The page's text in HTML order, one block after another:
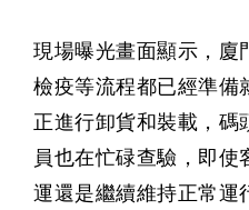
現場曝光畫面顯示，廈
檢疫等流程都已經準備
正進行卸貨和裝載，碼
員也在忙碌查驗，即
運還是繼續維持正常運